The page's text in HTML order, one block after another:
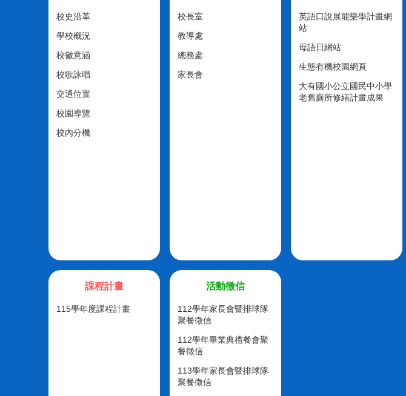
校史沿革
學校概況
校徽意涵
校歌詠唱
交通位置
校園導覽
校內分機
校長室
教導處
總務處
家長會
英語口說展能樂學計畫網
站
母語日網站
生態有機校園網頁
大有國小公立國民中小學
老舊廁所修繕計畫成果
課程計畫
115學年度課程計畫
活動徵信
112學年家長會暨排球隊
聚餐徵信
112學年畢業典禮餐會聚
餐徵信
113學年家長會暨排球隊
聚餐徵信